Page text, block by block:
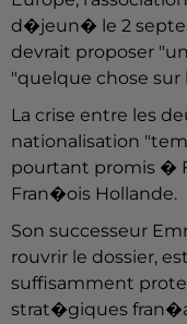
d�jeun� le 2
devrait proposer
"quelque chose sur
La crise entre les
nationalisation
pourtant promis �
Fran�ois Hollande.
Son successeur
rouvrir le dossier,
suffisamment
strat�giques